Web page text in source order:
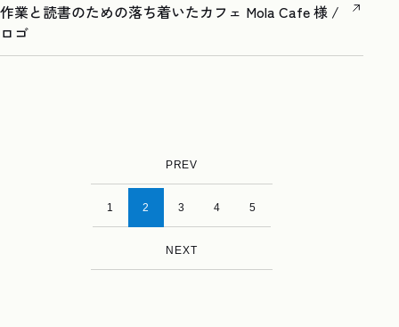
作業と読書のための落ち着いたカフェ Mola Cafe 様 /
ロゴ
PREV
1 2 3 4 5
NEXT